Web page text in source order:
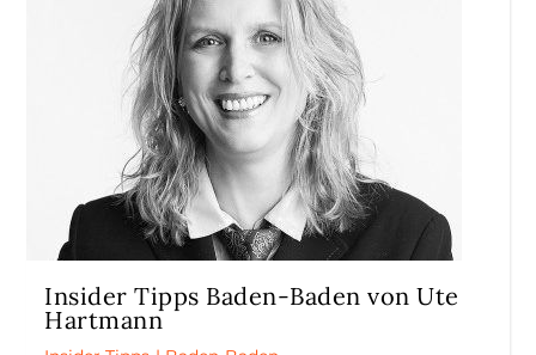
Insider Tipps Baden-Baden von Ute
Hartmann